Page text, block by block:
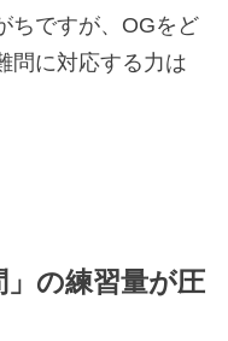
ちですが、OGをど
問に対応する力は
の練習量が圧